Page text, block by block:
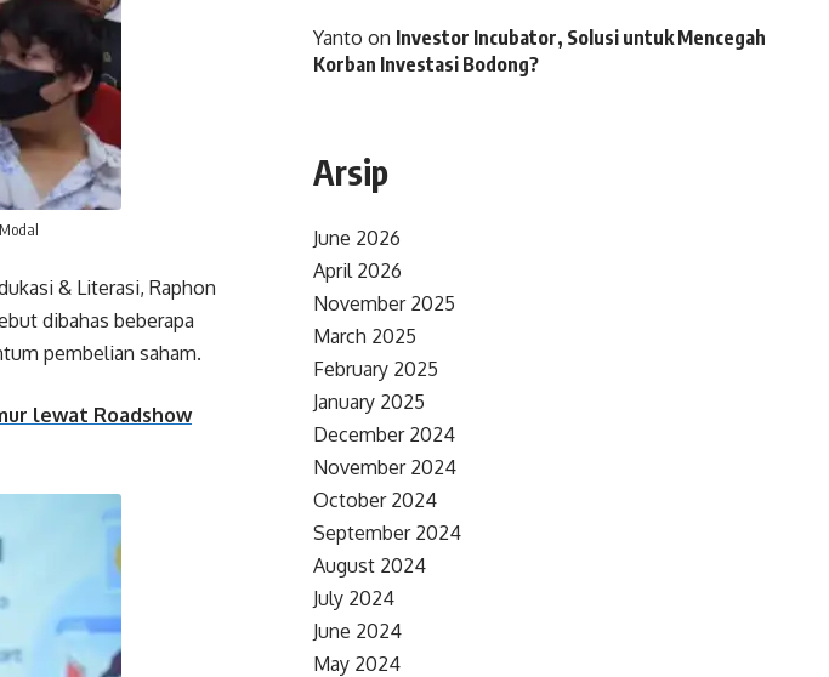
& Literasi, Raphon
dibahas beberapa
pembelian saham.
lewat Roadshow
Yanto on Investor Incubator, Solusi untuk Mencegah
Korban Investasi Bodong?
Arsip
June 2026
April 2026
November 2025
March 2025
February 2025
January 2025
December 2024
November 2024
October 2024
September 2024
August 2024
July 2024
June 2024
May 2024